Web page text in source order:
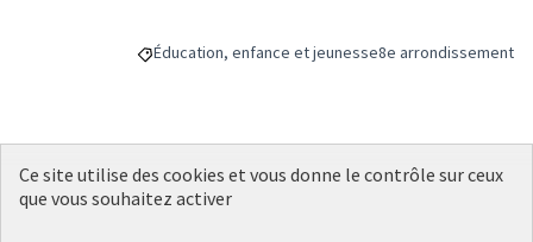
Filtrer les résultats de la catégorie : Éducation,
Éducation, enfance et jeunesseFiltrer les résultats
8e arrondissement
Budget
Ce site utilise des cookies et vous donne le contrôle sur ceux
que vous souhaitez activer